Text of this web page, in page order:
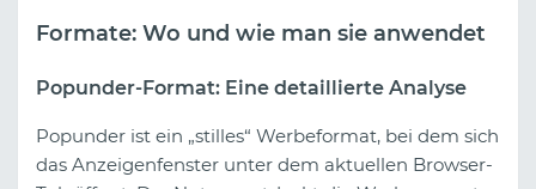
Formate: Wo und wie man sie anwendet
Popunder-Format: Eine detaillierte Analyse
Popunder ist ein „stilles“ Werbeformat, bei dem sich
das Anzeigenfenster unter dem aktuellen Browser-